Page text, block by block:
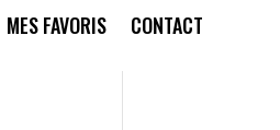
MES FAVORIS CONTACT